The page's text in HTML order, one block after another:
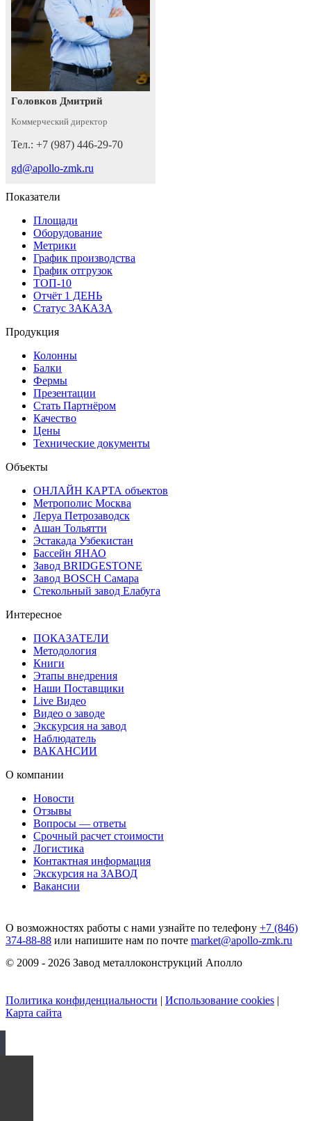
Головков Дмитрий
Коммерческий директор
Тел.: +7 (987) 446-29-70
gd@apollo-zmk.ru
Показатели
Площади
Оборудование
Метрики
График производства
График отгрузок
ТОП-10
Отчёт 1 ДЕНЬ
Статус ЗАКАЗА
Продукция
Колонны
Балки
Фермы
Презентации
Стать Партнёром
Качество
Цены
Технические документы
Объекты
ОНЛАЙН КАРТА объектов
Метрополис Москва
Леруа Петрозаводск
Ашан Тольятти
Эстакада Узбекистан
Бассейн ЯНАО
Завод BRIDGESTONE
Завод BOSCH Самара
Стекольный завод Елабуга
Интересное
ПОКАЗАТЕЛИ
Методология
Книги
Этапы внедрения
Наши Поставщики
Live Видео
Видео о заводе
Экскурсия на завод
Наблюдатель
ВАКАНСИИ
О компании
Новости
Отзывы
Вопросы — ответы
Срочный расчет стоимости
Логистика
Контактная информация
Экскурсия на ЗАВОД
Вакансии
О возможностях работы с нами узнайте по телефону +7 (846)
374-88-88 или напишите нам по почте market@apollo-zmk.ru
© 2009 - 2026 Завод металлоконструкций Аполло
Политика конфиденциальности | Использование cookies |
Карта сайта